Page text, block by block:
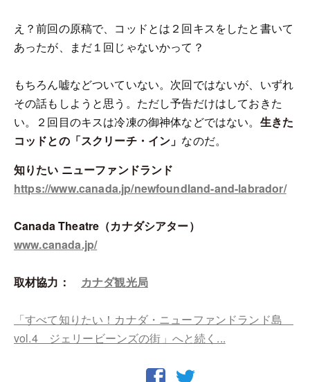
え？前回の原稿で、コッドとは２回キスをしたと書いて
あったが、まだ１回じゃないかって？
もちろん嘘などついていない。次回ではないが、いずれ
その話もしようと思う。ただし予告だけはしておきた
い。２回目のキスは冷凍の御神体などではない。 生きた
コッドとの「スクリーチ・イン」 なのだ。
知りたい ニューファンドランド
https://www.canada.jp/newfoundland-and-labrador/
Canada Theatre（カナダシアター）
www.canada.jp/
取材協力： カナダ観光局
「すべて知りたい！カナダ・ニューファンドランド島
vol.4 ジェリービーンズの街」へと続く...